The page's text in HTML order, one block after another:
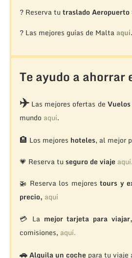
? Reserva tu traslado
? Las mejores guías de Malta aquí.
Te ayudo a ahorrar
✈️Las mejores ofertas de Vuelos
mundo aquí.
🏨 Los mejores hoteles, al mejor
💗 Reserva tu seguro de viaje aquí.
🚁 Reserva los mejorestours y
precio, aquí
💳 La mejor tarjeta para
comisiones, aquí.
🚗Alquila un coche para tu viaje